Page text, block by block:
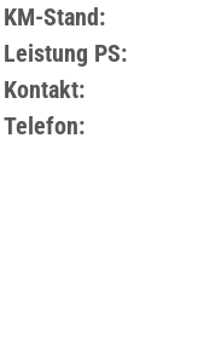
KM-Stand:
Leistung PS:
Kontakt:
Telefon: